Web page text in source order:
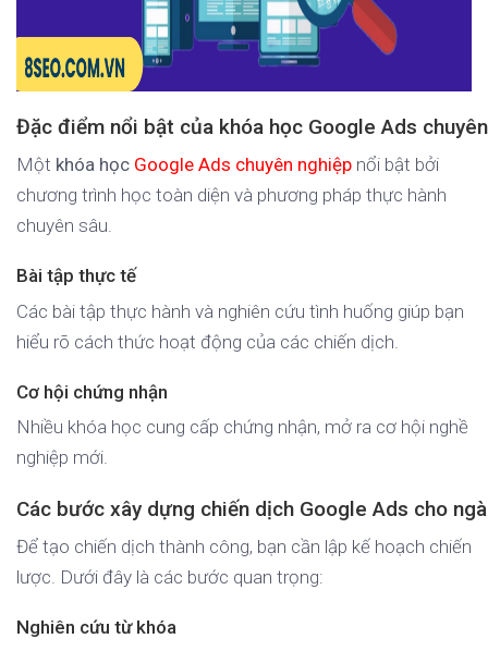
Đặc điểm nổi bật của khóa học Google Ads
Một khóa học Google Ads chuyên nghiệp nổi bật bởi
chương trình học toàn diện và phương pháp thực hành
chuyên sâu.
Bài tập thực tế
Các bài tập thực hành và nghiên cứu tình huống giúp bạn
hiểu rõ cách thức hoạt động của các chiến dịch.
Cơ hội chứng nhận
Nhiều khóa học cung cấp chứng nhận, mở ra cơ hội nghề
nghiệp mới.
Các bước xây dựng chiến dịch Google Ads cho
Để tạo chiến dịch thành công, bạn cần lập kế hoạch chiến
lược. Dưới đây là các bước quan trọng:
Nghiên cứu từ khóa